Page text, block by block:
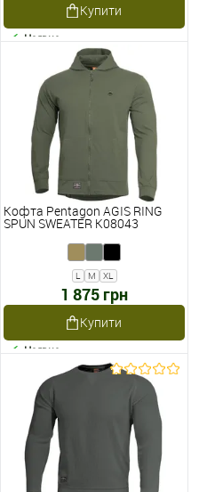
Купити
Наявне
Кофта Pentagon AGIS RING
SPUN SWEATER K08043
L M XL
1 875 грн
Купити
Наявне